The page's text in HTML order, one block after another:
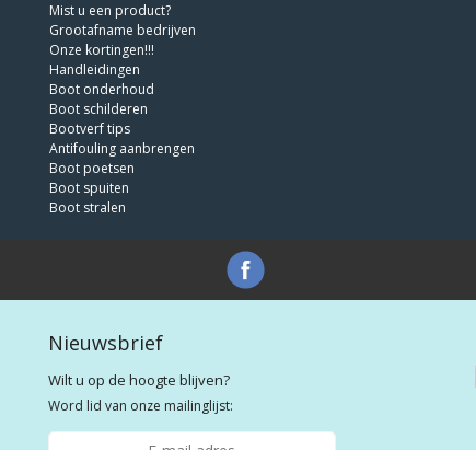
Mist u een product?
Grootafname bedrijven
Onze kortingen!!!
Handleidingen
Boot onderhoud
Boot schilderen
Bootverf tips
Antifouling aanbrengen
Boot poetsen
Boot spuiten
Boot stralen
Nieuwsbrief
Wilt u op de hoogte blijven?
Word lid van onze mailinglijst: